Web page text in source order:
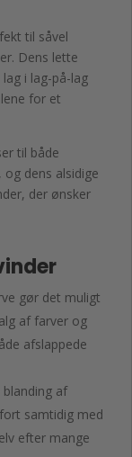
til såvel
Dens lette
i lag-på-lag
for et
til både
dens alsidige
der ønsker
gør det muligt
af farver og
afslappede
blanding af
samtidig med
efter mange